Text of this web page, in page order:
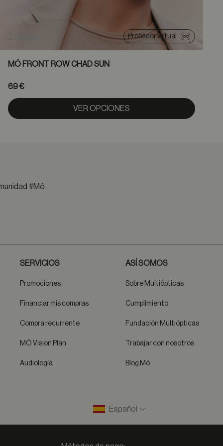
Probador virtual
MÓ FRONT ROW CHAD SUN
69 €
VER OPCIONES
#Mó
SERVICIOS
Promociones
Financiar mis compras
Compra recurrente
MÓ Vision Plan
Audiología
ASÍ SOMOS
Sobre Multiópticas
Cumplimiento
Fundación Multiópticas
Trabajar con nosotros
Blog Mó
Español